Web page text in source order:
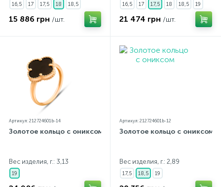
16,5 17 17,5 18 18,5
15 886 грн /шт.
16,5 17 17,5 18 18,5 19
21 474 грн /шт.
Артикул: 212724601b-14
Золотое кольцо с ониксом
Вес изделия, г.: 3,13
19
Артикул: 212724601b-12
Золотое кольцо с ониксом
Вес изделия, г.: 2,89
17,5 18,5 19